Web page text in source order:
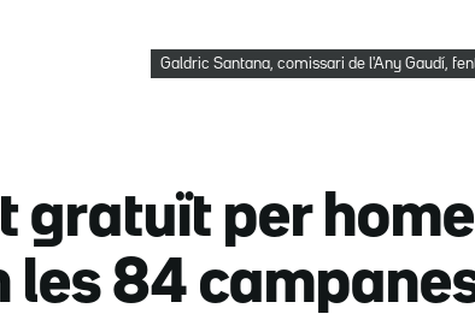
Galdric Santana, comissari de l'Any Gaudí,
gratuït per
les 84